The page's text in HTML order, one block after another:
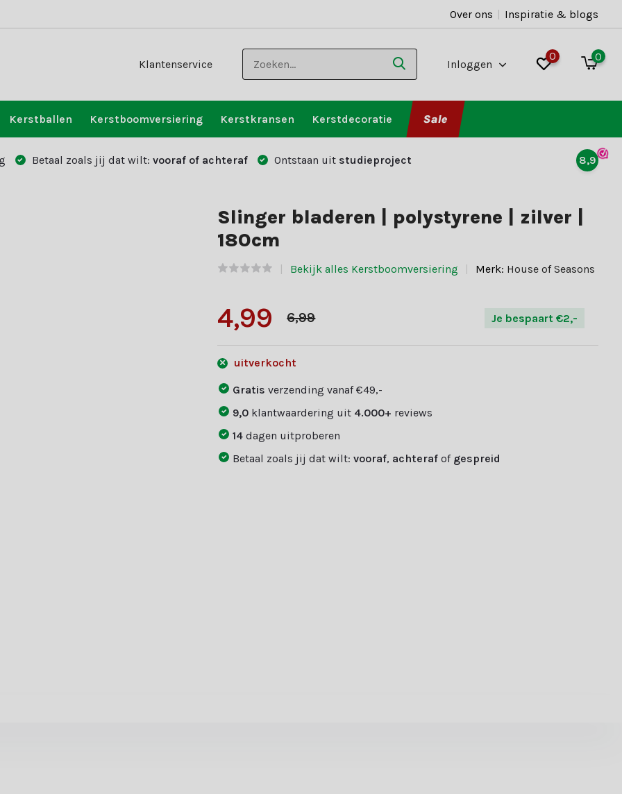
Over ons | Inspiratie & blogs
Klantenservice Inloggen
0 0
Kerstballen Kerstboomversiering Kerstkransen Kerstdecoratie Sale
Betaal zoals jij dat wilt: vooraf of achteraf Ontstaan uit studieproject 8,9
Slinger bladeren | polystyrene | zilver |
180cm
Bekijk alles Kerstboomversiering Merk: House of Seasons
4,99 6,99 Je bespaart €2,-
uitverkocht
Gratisverzending vanaf €49,-
9,0 klantwaardering uit 4.000+ reviews
14dagen uitproberen
Betaal zoals jij dat wilt:vooraf, achteraf of gespreid